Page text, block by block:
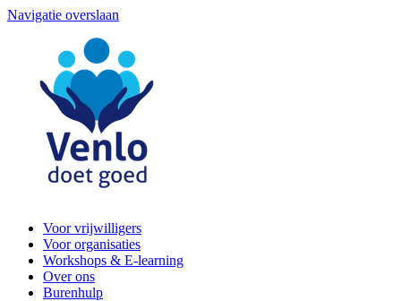
Navigatie overslaan
Voor vrijwilligers
Voor organisaties
Workshops & E-learning
Over ons
Burenhulp